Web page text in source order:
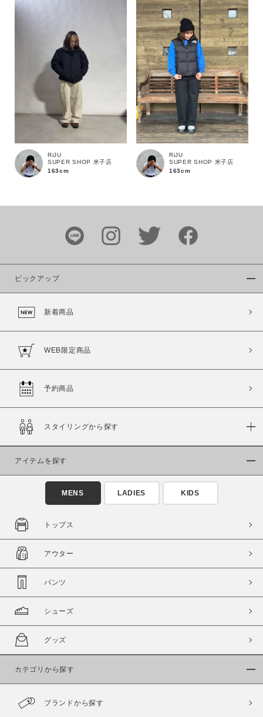
ブランド
通常商品
この条件で絞り込む
RiJU
SUPER SHOP 米子店
163cm
RiJU
SUPER SHOP 米子店
163cm
ピックアップ
新着商品
WEB限定商品
予約商品
スタイリングから探す
アイテムを探す
MENS LADIES KIDS
トップス
アウター
パンツ
シューズ
グッズ
カテゴリから探す
ブランドから探す